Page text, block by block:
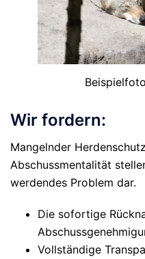
Wir fordern:
Mangelnder
Abschussmentalität
werdendes Problem dar.
Die sofortige
Vollständige